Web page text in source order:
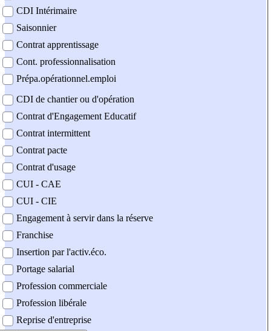
CDI Intérimaire
Saisonnier
Contrat apprentissage
Cont. professionnalisation
Prépa.opérationnel.emploi
CDI de chantier ou d'opération
Contrat d'Engagement Educatif
Contrat intermittent
Contrat pacte
Contrat d'usage
CUI - CAE
CUI - CIE
Engagement à servir dans la réserve
Franchise
Insertion par l'activ.éco.
Portage salarial
Profession commerciale
Profession libérale
Reprise d'entreprise